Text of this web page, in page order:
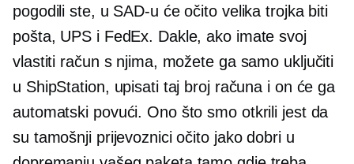
pogodili ste, u SAD-u će očito velika trojka biti
pošta, UPS i FedEx. Dakle, ako imate svoj
vlastiti račun s njima, možete ga samo uključiti
u ShipStation, upisati taj broj računa i on će ga
automatski povući. Ono što smo otkrili jest da
su tamošnji prijevoznici očito jako dobri u